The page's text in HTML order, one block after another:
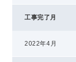
工事完了月
2022年4月